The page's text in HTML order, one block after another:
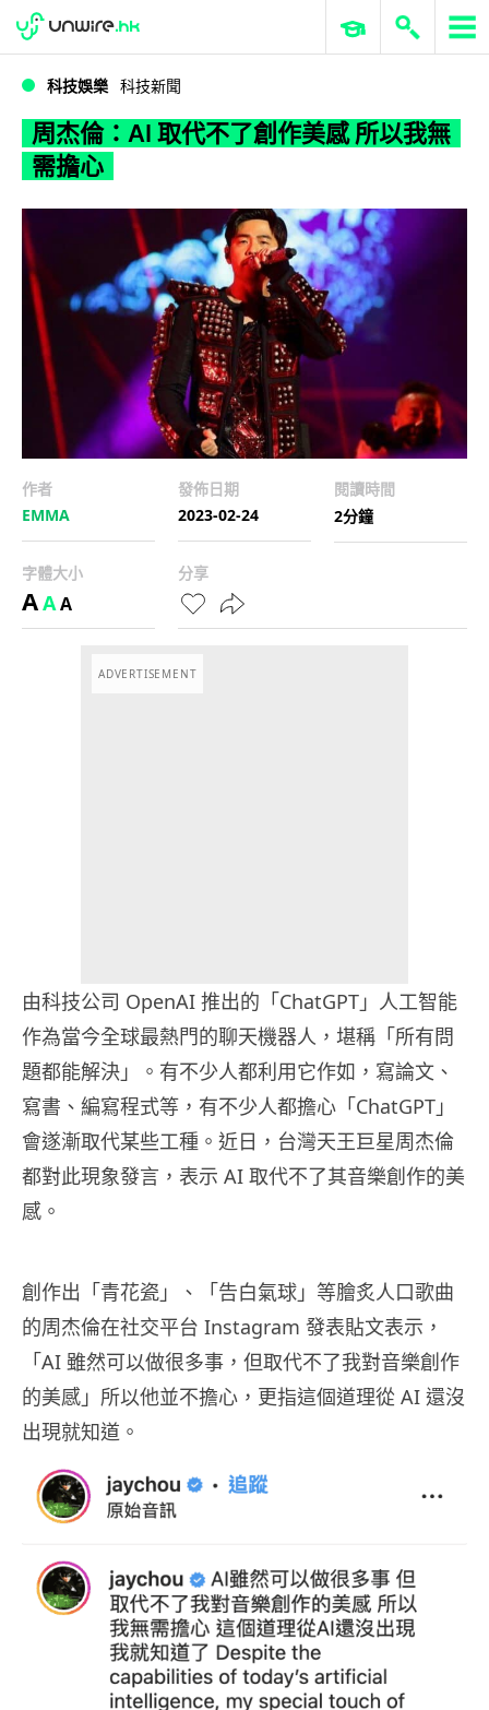
WWDC 2026 ERP 與商業 AI
科技娛樂 科技新聞
周杰倫：AI 取代不了創作美感 所以我無
需擔心
作者
EMMA
發佈日期
2023-02-24
閱讀時間
2分鐘
字體大小
AAA
分享
ADVERTISEMENT
由科技公司 OpenAI 推出的「ChatGPT」人工智能
作為當今全球最熱門的聊天機器人，堪稱「所有問
題都能解決」。有不少人都利用它作如，寫論文、
寫書、編寫程式等，有不少人都擔心「ChatGPT」
會遂漸取代某些工種。近日，台灣天王巨星周杰倫
都對此現象發言，表示 AI 取代不了其音樂創作的美
感。
創作出「青花瓷」、「告白氣球」等膾炙人口歌曲
的周杰倫在社交平台 Instagram 發表貼文表示，
「AI 雖然可以做很多事，但取代不了我對音樂創作
的美感」所以他並不擔心，更指這個道理從 AI 還沒
出現就知道。